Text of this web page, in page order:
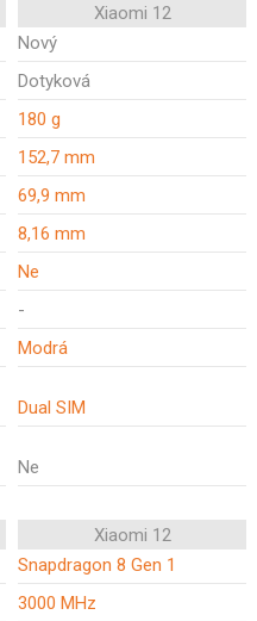
Xiaomi 12
Nový
Dotyková
180 g
152,7 mm
69,9 mm
8,16 mm
Ne
-
Modrá
Dual SIM
Ne
Xiaomi 12
Snapdragon 8 Gen 1
3000 MHz